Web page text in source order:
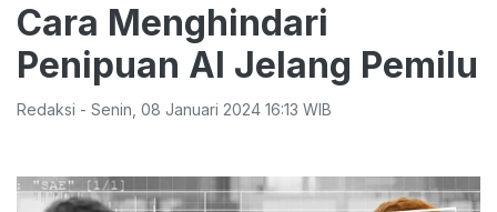
Cara Menghindari
Penipuan AI Jelang Pemilu
Redaksi - Senin 08 Januari 2024 16:13 WIB